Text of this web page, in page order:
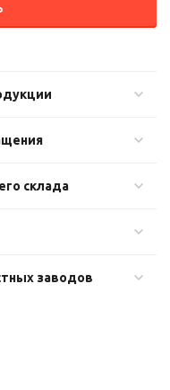
склада
заводов